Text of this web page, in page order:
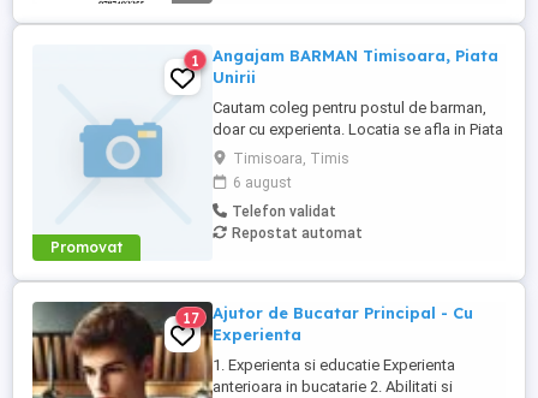
Promovat
1
Angajam BARMAN Timisoara, Piata
Unirii
Cautam coleg pentru postul de barman,
doar cu experienta. Locatia se afla in Piata
Unirii din Timisoara
Timisoara, Timis
6 august
Telefon validat
Repostat automat
17
Ajutor de Bucatar Principal - Cu
Experienta
1. Experienta si educatie Experienta
anterioara in bucatarie 2. Abilitati si